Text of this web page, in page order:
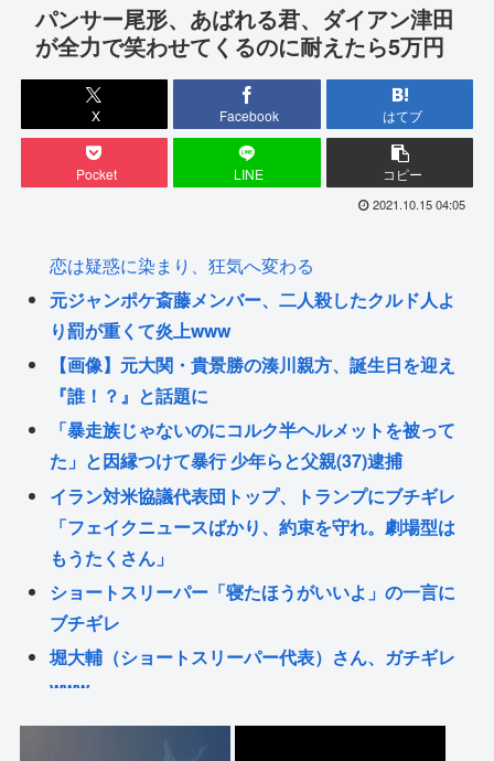
パンサー尾形、あばれる君、ダイアン津田
が全力で笑わせてくるのに耐えたら5万円
X Facebook はてブ
Pocket LINE コピー
2021.10.15 04:05
恋は疑惑に染まり、狂気へ変わる
元ジャンポケ斎藤メンバー、二人殺したクルド人よ
り罰が重くて炎上www
【画像】元大関・貴景勝の湊川親方、誕生日を迎え
『誰！？』と話題に
「暴走族じゃないのにコルク半ヘルメットを被って
た」と因縁つけて暴行 少年らと父親(37)逮捕
イラン対米協議代表団トップ、トランプにブチギレ
「フェイクニュースばかり、約束を守れ。劇場型は
もうたくさん」
ショートスリーパー「寝たほうがいいよ」の一言に
ブチギレ
堀大輔（ショートスリーパー代表）さん、ガチギレ
www
にじさんじvtuber、過酷な1日を公開